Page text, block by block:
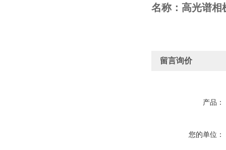
名称：高光谱相
留言询价
产品：
您的单位：